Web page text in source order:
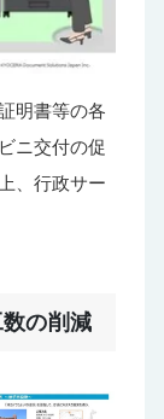
明書等の各
ニ交付の促
、行政サー
の削減